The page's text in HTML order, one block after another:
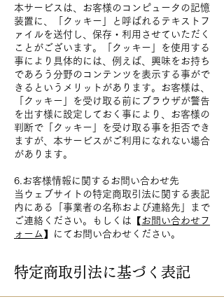
本サービスは、お客様のコンピュータの記憶
装置に、「クッキー」と呼ばれるテキストフ
ァイルを送付し、保存・利用させていただく
ことがございます。「クッキー」を使用する
事により具体的には、例えば、興味をお持ち
であろう分野のコンテンツを表示する事がで
きるというメリットがあります。お客様は、
「クッキー」を受け取る前にブラウザが警告
を出す様に設定しておく事により、お客様の
判断で「クッキー」を受け取る事を拒否でき
ますが、本サービスがご利用になれない場合
があります。
6.お客様情報に関するお問い合わせ先
当ウェブサイトの特定商取引法に関する表記
内にある「事業者の名称および連絡先」まで
ご連絡ください。もしくは【お問い合わせフ
ォーム】にてお問い合わせください。
特定商取引法に基づく表記